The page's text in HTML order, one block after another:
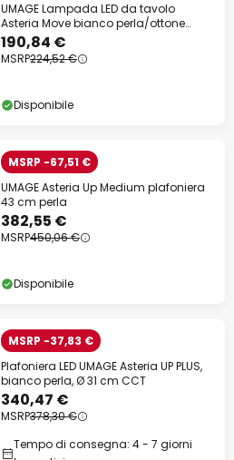
UMAGE Lampada LED da tavolo
Asteria Move bianco perla/ottone
31cm
190,84 €
MSRP224,52 €
Disponibile
MSRP -67,51 €
UMAGE Asteria Up Medium plafoniera
43 cm perla
382,55 €
MSRP450,06 €
Disponibile
MSRP -37,83 €
Plafoniera LED UMAGE Asteria UP PLUS,
bianco perla, Ø 31 cm CCT
340,47 €
MSRP378,30 €
Tempo di consegna: 4 - 7 giorni